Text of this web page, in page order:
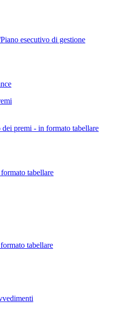
esecutivo di gestione
premi - in formato tabellare
tabellare
tabellare